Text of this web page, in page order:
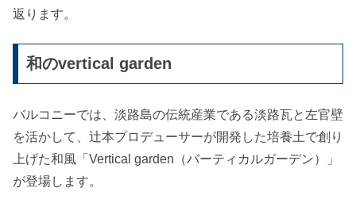
返ります。
和のvertical garden
バルコニーでは、淡路島の伝統産業である淡路瓦と左官壁
を活かして、辻本プロデューサーが開発した培養土で創り
上げた和風「Vertical garden（バーティカルガーデン）」
が登場します。